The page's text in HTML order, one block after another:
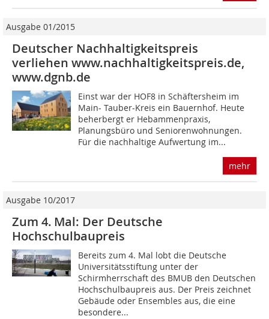
Ausgabe 01/2015
Deutscher Nachhaltigkeitspreis
verliehen www.nachhaltigkeitspreis.de,
www.dgnb.de
Einst war der HOF8 in Schäftersheim im
Main- Tauber-Kreis ein Bauernhof. Heute
beherbergt er Hebammenpraxis,
Planungsbüro und Seniorenwohnungen.
Für die nachhaltige Aufwertung im...
mehr
Ausgabe 10/2017
Zum 4. Mal: Der Deutsche
Hochschulbaupreis
Bereits zum 4. Mal lobt die Deutsche
Universitätsstiftung unter der
Schirmherrschaft des BMUB den Deutschen
Hochschulbaupreis aus. Der Preis zeichnet
Gebäude oder Ensembles aus, die eine
besondere...